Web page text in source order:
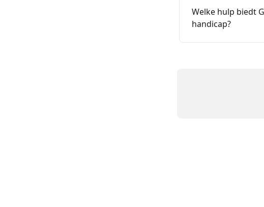
Welke hulp biedt
handicap?